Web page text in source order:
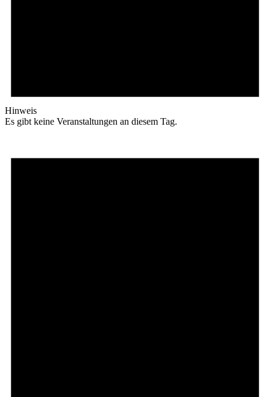
Hinweis
Es gibt keine Veranstaltungen an diesem Tag.